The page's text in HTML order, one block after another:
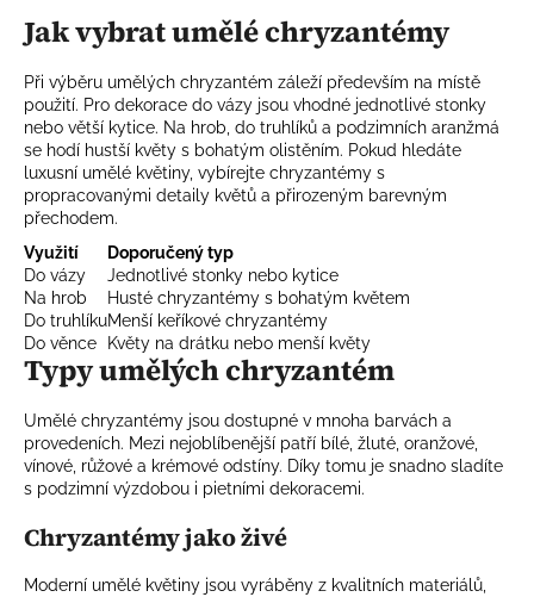
v
ý
p
i
s
u
Jak vybrat umělé chryzantémy
Při výběru umělých chryzantém záleží především na místě
použití. Pro dekorace do vázy jsou vhodné jednotlivé stonky
nebo větší kytice. Na hrob, do truhlíků a podzimních aranžmá
se hodí hustší květy s bohatým olistěním. Pokud hledáte
luxusní umělé květiny, vybírejte chryzantémy s
propracovanými detaily květů a přirozeným barevným
přechodem.
Využití
Doporučený typ
Do vázy
Jednotlivé stonky nebo kytice
Na hrob
Husté chryzantémy s bohatým květem
Do truhlíkuMenší keříkové chryzantémy
Do věnce
Květy na drátku nebo menší květy
Typy umělých chryzantém
Umělé chryzantémy jsou dostupné v mnoha barvách a
provedeních. Mezi nejoblíbenější patří bílé, žluté, oranžové,
vínové, růžové a krémové odstíny. Díky tomu je snadno sladíte
s podzimní výzdobou i pietními dekoracemi.
Chryzantémy jako živé
Moderní umělé květiny jsou vyráběny z kvalitních materiálů,